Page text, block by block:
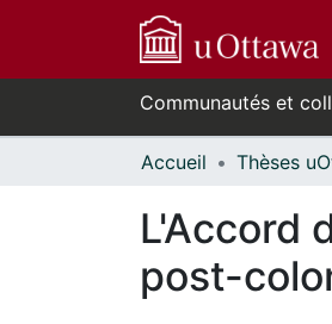
Communautés et
Accueil
L'Accord
post-